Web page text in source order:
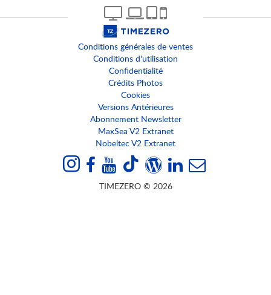
Conditions générales de ventes
Conditions d'utilisation
Confidentialité
Crédits Photos
Cookies
Versions Antérieures
Abonnement Newsletter
MaxSea V2 Extranet
Nobeltec V2 Extranet
TIMEZERO © 2026